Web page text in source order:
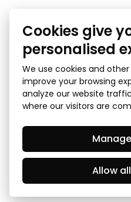
Bank lending assessment for
Ombudsman
© 2026 Latvian Financial
Created
Cookies give
personalised
We use cookies and
improve your browsing
analyze our website
where our visitors are
Allow